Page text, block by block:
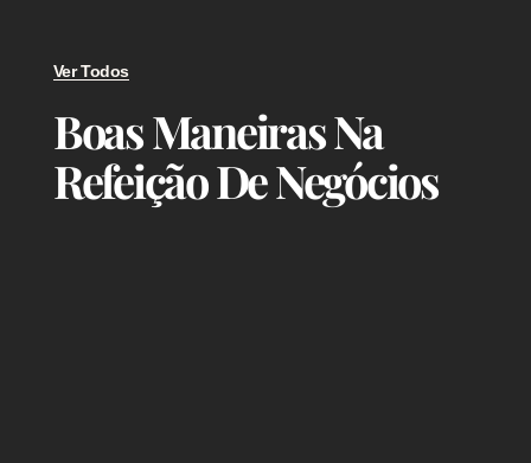
Ver Todos
Boas Maneiras Na
Refeição De Negócios